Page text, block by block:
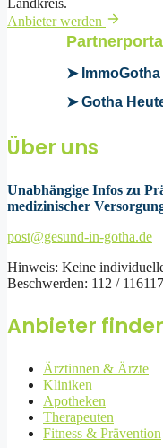
Anbieter werden
➤ ImmoGotha
➤ Gotha
Über uns
Unabhängige Infos zu
medizinischer
post@gesund-in-gotha.de
Hinweis: Keine
Beschwerden: 112 /
Anbieter
Ärztinnen & Ärzte
Kliniken
Apotheken
Therapeuten
Fitness & Prävention